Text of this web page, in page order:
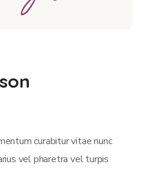
curabitur vitae nunc
vel pharetra vel turpis